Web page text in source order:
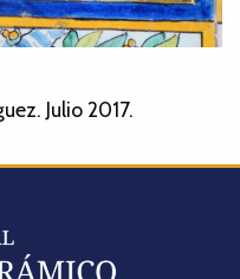
Julio 2017.